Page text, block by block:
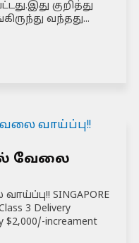
குறித்து
வந்தது...
இல் வேலை
SINGAPORE
3 Delivery
$2,000/-increament